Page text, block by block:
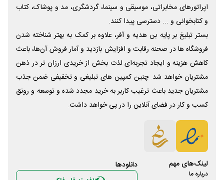
اپراتورهای مخابراتی، موسیقی و سینما، گردشگری، مد و پوشاک، کتاب
و کتابخوانی و ... دسترسی پیدا کنند.
بستر تبلیغ بر پایه بن هدیه و آفر، علاوه بر کمک به بهتر شناخته شدن
فروشگاه ها در صحنه رقابت و افزایش بازدید و آمار فروش آن‌ها، باعث
کاهش هزینه و ایجاد تجربه‌ای لذت بخش از خریدی ارزان تر در ذهن
مشتریان خواهد شد. چنین کمپین های تبلیغی و تخفیفی ضمن جذب
مشتریان جدید باعث ترغیب کاربر به خرید مجدد شده و توسعه و رونق
کسب و کار در فضای آنلاین را در پی خواهد داشت.
لینک‌های مهم
درباره ما
دانلود‌ها